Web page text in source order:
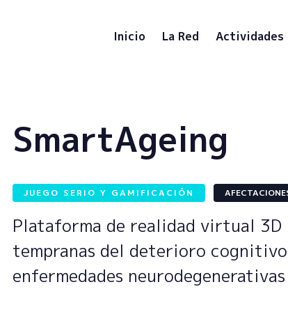
Inicio La Red Actividades
SmartAgeing
JUEGO SERIO Y GAMIFICACIÓN
Plataforma de realidad virtual 3D
tempranas del deterioro
enfermedades neurodegenerativas